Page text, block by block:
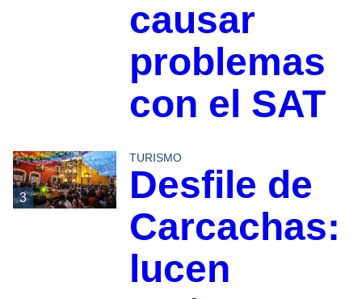
causar
problemas
con el SAT
3
TURISMO
Desfile de
Carcachas:
lucen